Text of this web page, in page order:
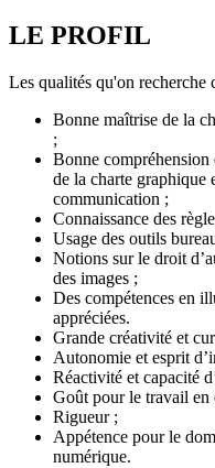
LE PROFIL
Les qualités qu'on recherche
Bonne maîtrise de la
;
Bonne compréhension
de la charte graphique
communication ;
Connaissance des
Usage des outils
Notions sur le droit
des images ;
Des compétences en
appréciées.
Grande créativité et
Autonomie et esprit
Réactivité et capacité
Goût pour le travail en
Rigueur ;
Appétence pour le
numérique.